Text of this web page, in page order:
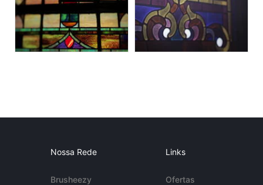
Nossa Rede
Brusheezy
Links
Ofertas